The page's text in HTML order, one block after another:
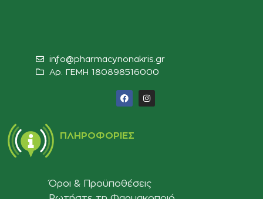
info@pharmacynonakris.gr
Αρ. ΓΕΜΗ 180898516000‬
ΠΛΗΡΟΦΟΡΊΕΣ
Όροι & Προϋποθέσεις